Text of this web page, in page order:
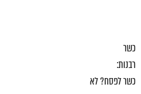
כשר
רבנות:
כשר לפסח? לא